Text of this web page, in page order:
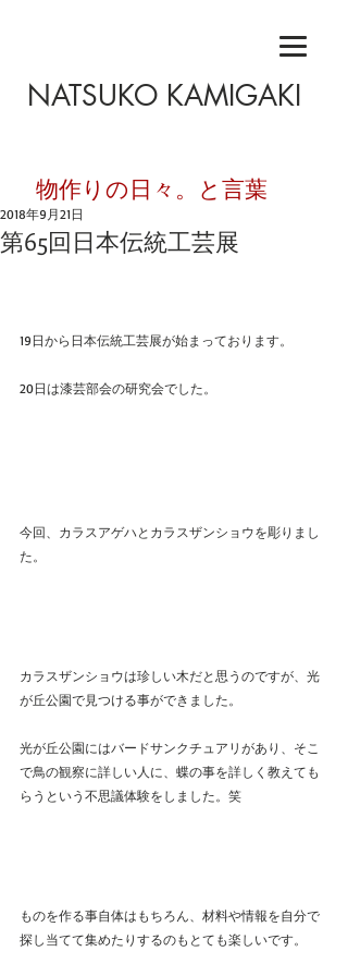
NATSUKO KAMIGAKI
​物作りの日々。と言葉
第65回日本伝統工芸展
2018年9月21日
19日から日本伝統工芸展が始まっております。
20日は漆芸部会の研究会でした。
今回、カラスアゲハとカラスザンショウを彫りまし
た。
カラスザンショウは珍しい木だと思うのですが、光
が丘公園で見つける事ができました。
光が丘公園にはバードサンクチュアリがあり、そこ
で鳥の観察に詳しい人に、蝶の事を詳しく教えても
らうという不思議体験をしました。笑
ものを作る事自体はもちろん、材料や情報を自分で
探し当てて集めたりするのもとても楽しいです。